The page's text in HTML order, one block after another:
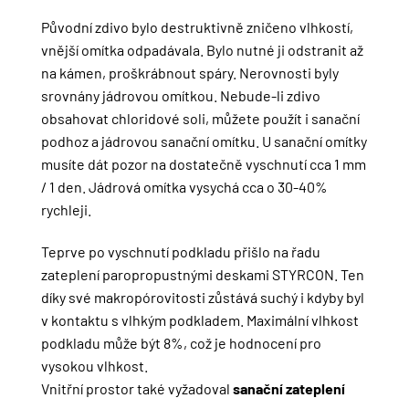
Původní zdivo bylo destruktivně zničeno vlhkostí,
vnější omítka odpadávala. Bylo nutné ji odstranit až
na kámen, proškrábnout spáry. Nerovnosti byly
srovnány jádrovou omítkou. Nebude-li zdivo
obsahovat chloridové soli, můžete použít i sanační
podhoz a jádrovou sanační omítku. U sanační omítky
musíte dát pozor na dostatečně vyschnutí cca 1 mm
/ 1 den. Jádrová omítka vysychá cca o 30-40%
rychleji.
Teprve po vyschnutí podkladu přišlo na řadu
zateplení paropropustnými deskami STYRCON. Ten
díky své makropórovitosti zůstává suchý i kdyby byl
v kontaktu s vlhkým podkladem. Maximální vlhkost
podkladu může být 8%, což je hodnocení pro
vysokou vlhkost.
Vnitřní prostor také vyžadoval sanační zateplení